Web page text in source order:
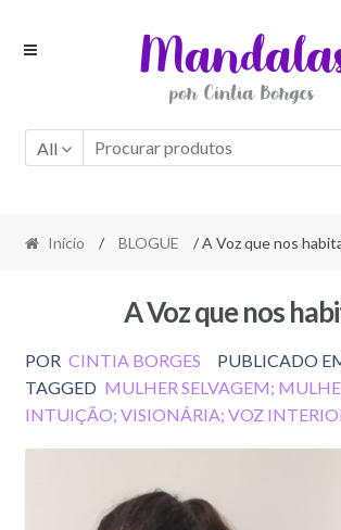
Skip
Skip
All
Início / BLOGUE / A Voz que nos
A Voz que nos
POR CINTIA BORGES PUBLICADO
TAGGED MULHER SELVAGEM;
INTUIÇÃO; VISIONÁRIA; VOZ